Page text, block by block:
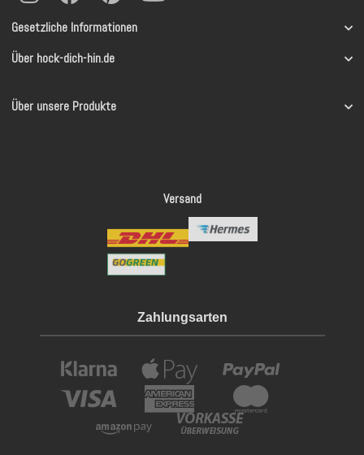
Gesetzliche Informationen
Über hock-dich-hin.de
Über unsere Produkte
Versand
Zahlungsarten